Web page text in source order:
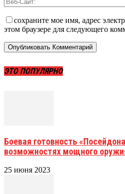
сохраните мое имя, адрес
этом браузере для следующего
ЭТО ПОПУЛЯРНО
Боевая готовность
возможностях мощного
25 июня 2023